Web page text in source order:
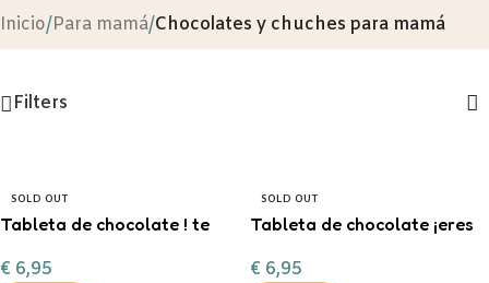
Inicio/Para mamá/Chocolates y chuches para mamá
Filters
SOLD OUT
Tableta de chocolate ! te
€ 6,95
SOLD OUT
Tableta de chocolate ¡eres
€ 6,95